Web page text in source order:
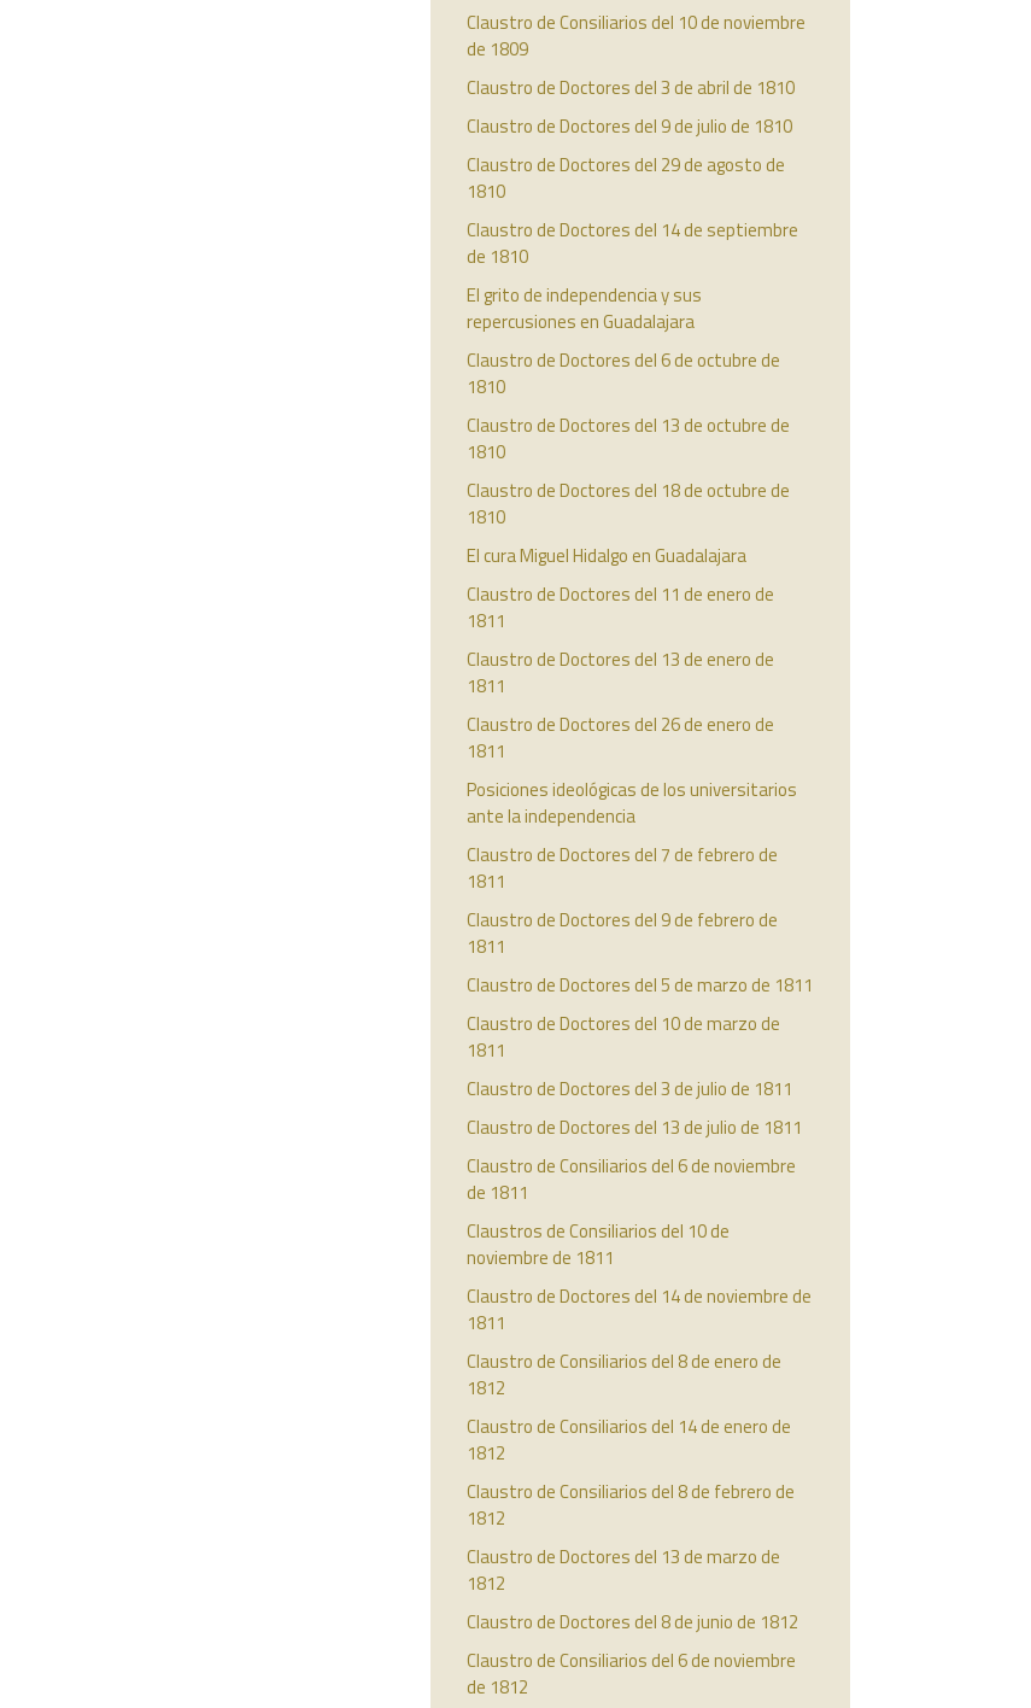
Claustro de Consiliarios del 10 de noviembre
de 1809
Claustro de Doctores del 3 de abril de 1810
Claustro de Doctores del 9 de julio de 1810
Claustro de Doctores del 29 de agosto de
1810
Claustro de Doctores del 14 de septiembre
de 1810
El grito de independencia y sus
repercusiones en Guadalajara
Claustro de Doctores del 6 de octubre de
1810
Claustro de Doctores del 13 de octubre de
1810
Claustro de Doctores del 18 de octubre de
1810
El cura Miguel Hidalgo en Guadalajara
Claustro de Doctores del 11 de enero de
1811
Claustro de Doctores del 13 de enero de
1811
Claustro de Doctores del 26 de enero de
1811
Posiciones ideológicas de los universitarios
ante la independencia
Claustro de Doctores del 7 de febrero de
1811
Claustro de Doctores del 9 de febrero de
1811
Claustro de Doctores del 5 de marzo de 1811
Claustro de Doctores del 10 de marzo de
1811
Claustro de Doctores del 3 de julio de 1811
Claustro de Doctores del 13 de julio de 1811
Claustro de Consiliarios del 6 de noviembre
de 1811
Claustros de Consiliarios del 10 de
noviembre de 1811
Claustro de Doctores del 14 de noviembre de
1811
Claustro de Consiliarios del 8 de enero de
1812
Claustro de Consiliarios del 14 de enero de
1812
Claustro de Consiliarios del 8 de febrero de
1812
Claustro de Doctores del 13 de marzo de
1812
Claustro de Doctores del 8 de junio de 1812
Claustro de Consiliarios del 6 de noviembre
de 1812